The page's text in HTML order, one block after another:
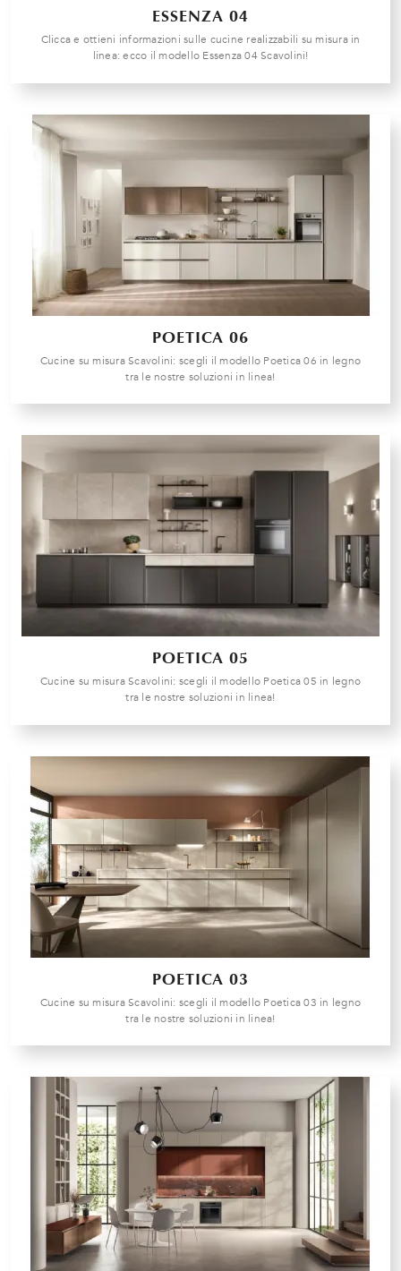
ESSENZA 04
Clicca e ottieni informazioni sulle cucine realizzabili su misura in
linea: ecco il modello Essenza 04 Scavolini!
POETICA 06
Cucine su misura Scavolini: scegli il modello Poetica 06 in legno
tra le nostre soluzioni in linea!
POETICA 05
Cucine su misura Scavolini: scegli il modello Poetica 05 in legno
tra le nostre soluzioni in linea!
POETICA 03
Cucine su misura Scavolini: scegli il modello Poetica 03 in legno
tra le nostre soluzioni in linea!